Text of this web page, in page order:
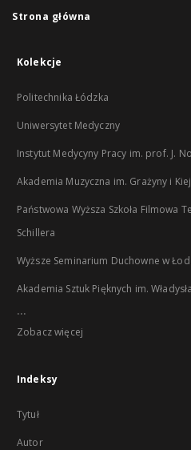
Strona główna
Kolekcje
Politechnika Łódzka
Uniwersytet Medyczny
Instytut Medycyny Pracy im. prof. J.
Akademia Muzyczna im. Grażyny i
Państwowa Wyższa Szkoła Filmowa
Schillera
Wyższe Seminarium Duchowne w
Akademia Sztuk Pięknych im.
...
Zobacz więcej
Indeksy
Tytuł
Autor